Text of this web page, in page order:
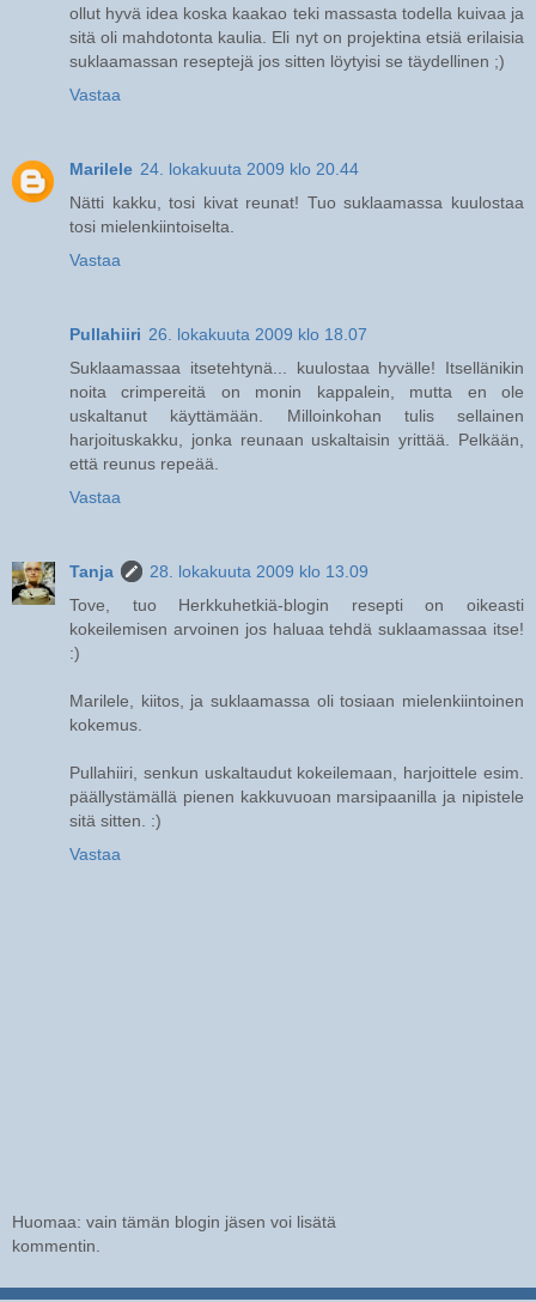
ollut hyvä idea koska kaakao teki massasta todella kuivaa ja
sitä oli mahdotonta kaulia. Eli nyt on projektina etsiä erilaisia
suklaamassan reseptejä jos sitten löytyisi se täydellinen ;)
Vastaa
Marilele 24. lokakuuta 2009 klo 20.44
Nätti kakku, tosi kivat reunat! Tuo suklaamassa kuulostaa
tosi mielenkiintoiselta.
Vastaa
Pullahiiri 26. lokakuuta 2009 klo 18.07
Suklaamassaa itsetehtynä... kuulostaa hyvälle! Itsellänikin
noita crimpereitä on monin kappalein, mutta en ole
uskaltanut käyttämään. Milloinkohan tulis sellainen
harjoituskakku, jonka reunaan uskaltaisin yrittää. Pelkään,
että reunus repeää.
Vastaa
Tanja
28. lokakuuta 2009 klo 13.09
Tove, tuo Herkkuhetkiä-blogin resepti on oikeasti
kokeilemisen arvoinen jos haluaa tehdä suklaamassaa itse!
:)
Marilele, kiitos, ja suklaamassa oli tosiaan mielenkiintoinen
kokemus.
Pullahiiri, senkun uskaltaudut kokeilemaan, harjoittele esim.
päällystämällä pienen kakkuvuoan marsipaanilla ja nipistele
sitä sitten. :)
Vastaa
Huomaa: vain tämän blogin jäsen voi lisätä
kommentin.